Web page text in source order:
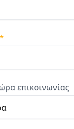
*
επικοινωνίας